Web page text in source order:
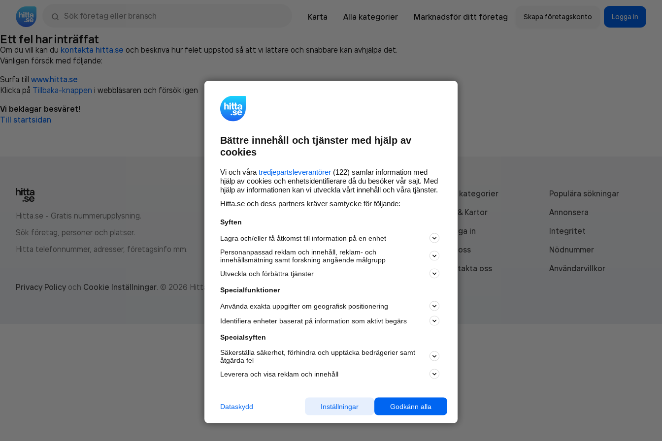
Karta
Alla kategorier Marknadsför ditt företag Skapa företagskonto Logga in
Ett fel har inträffat
Om du vill kan du kontakta hitta.se och beskriva hur felet uppstod så att vi lättare och snabbare kan avhjälpa det.
Vänligen försök med följande:
Surfa till www.hitta.se
Klicka på Tillbaka-knappen i webbläsaren och försök igen
Vi beklagar besväret!
Till startsidan
Hitta.se - Gratis nummerupplysning.
Sök företag, personer och platser.
Hitta telefonnummer, adresser, företagsinfo mm.
Marknadsför företaget på
nya kunder och
samarbetspartners nära dig.
Läs mer här
Alla kategorier
Populära sökningar
API & Kartor
Annonsera
Logga in
Integritet
Om oss
Nödnummer
Kontakta oss
Användarvillkor
Privacy Policy och Cookie Inställningar. © 2026 Hitta.se
Bättre innehåll och tjänster med hjälp av
cookies
Vi och våra tredjepartsleverantörer (122) samlar information med
hjälp av cookies och enhetsidentifierare då du besöker vår sajt. Med
hjälp av informationen kan vi utveckla vårt innehåll och våra tjänster.
Hitta.se och dess partners kräver samtycke för följande:
Syften
Lagra och/eller få åtkomst till information på en enhet
Personanpassad reklam och innehåll, reklam- och
innehållsmätning samt forskning angående målgrupp
Utveckla och förbättra tjänster
Specialfunktioner
Använda exakta uppgifter om geografisk positionering
Identifiera enheter baserat på information som aktivt begärs
Specialsyften
Säkerställa säkerhet, förhindra och upptäcka bedrägerier samt
åtgärda fel
Leverera och visa reklam och innehåll
Godkänn alla
Inställningar
Dataskydd